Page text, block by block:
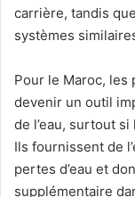
carrière, tandis
systèmes
Pour le Maroc, les
devenir un outil
de l’eau, surtout
Ils fournissent de
pertes d’eau et
supplémentaire